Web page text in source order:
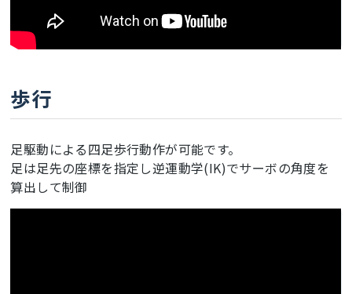
歩行
足駆動による四足歩行動作が可能です。
足は足先の座標を指定し逆運動学(IK)でサーボの角度を
算出して制御